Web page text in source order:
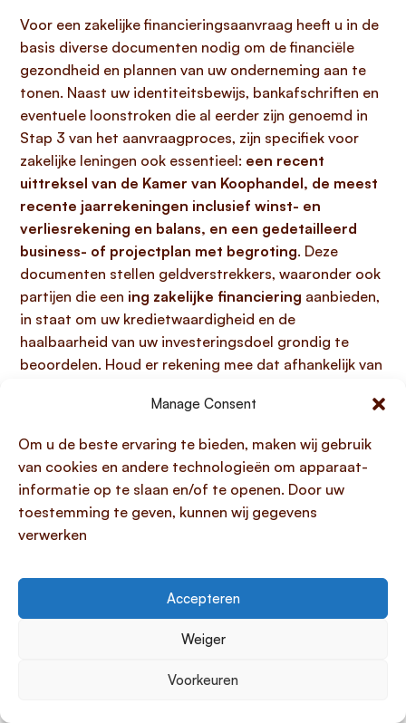
Manage Consent
Om u de beste ervaring te bieden, maken wij gebruik
van cookies en andere technologieën om apparaat-
informatie op te slaan en/of te openen. Door uw
toestemming te geven, kunnen wij gegevens
verwerken
Accepteren
Weiger
Voorkeuren
Voor een zakelijke financieringsaanvraag heeft u in de
basis diverse documenten nodig om de financiële
gezondheid en plannen van uw onderneming aan te
tonen. Naast uw identiteitsbewijs, bankafschriften en
eventuele loonstroken die al eerder zijn genoemd in
Stap 3 van het aanvraagproces, zijn specifiek voor
zakelijke leningen ook essentieel: een recent
uittreksel van de Kamer van Koophandel, de meest
recente jaarrekeningen inclusief winst- en
verliesrekening en balans, en een gedetailleerd
business- of projectplan met begroting. Deze
documenten stellen geldverstrekkers, waaronder ook
partijen die een ing zakelijke financiering aanbieden,
in staat om uw kredietwaardigheid en de
haalbaarheid van uw investeringsdoel grondig te
beoordelen. Houd er rekening mee dat afhankelijk van
uw dossier, aanvullende documenten gevraagd
loonstroken. Het tijdig en compleet aanleveren van
alle benodigde stukken is bepalend voor een vlotte en
succesvolle aanvraagprocedure.
Kan ik mijn zakelijke lening herfinancieren?
Ja, u kunt uw zakelijke lening zeker herfinancieren. Dit
is een slimme stap wanneer uw bedrijf financiële
verbetering zoekt, zoals het realiseren vanbetere
voorwaarden en/of een lagere rente
voor herfinanciering om de maandlasten te verlagen